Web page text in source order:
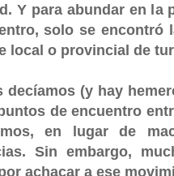
Y para abundar en la
solo se encontró
local o provincial de
decíamos (y hay
de encuentro
en lugar de
Sin embargo,
achacar a ese